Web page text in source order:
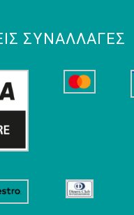
ΣΥΝΑΛΛΑΓΈΣ